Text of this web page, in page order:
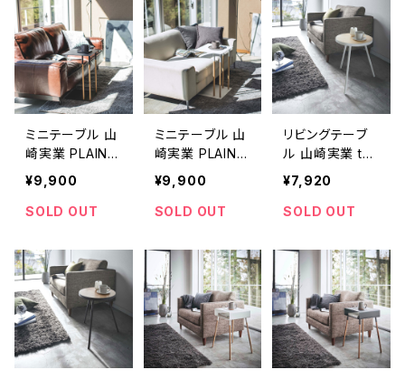
ミニテーブル 山
崎実業 PLAIN
プレーン 差し込
みサイドテーブ
ル ブラック
¥9,900
SOLD OUT
ミニテーブル 山
崎実業 PLAIN
プレーン 差し込
みサイドテーブ
ル ホワイト
¥9,900
SOLD OUT
リビングテーブ
ル 山崎実業 to
wer タワー サイ
ドテーブル丸型
ホワイト
¥7,920
SOLD OUT